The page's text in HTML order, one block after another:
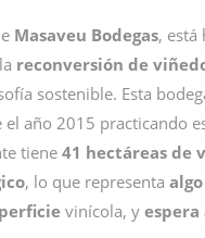
Masaveu Bodegas, está
reconversión de
sostenible. Esta
el año 2015 practicando
tiene 41 hectáreas de
, lo que representa
vinícola, y espera